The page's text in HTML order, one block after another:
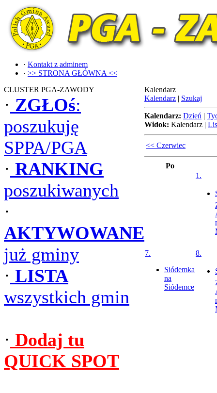
· Kontakt z adminem
· >> STRONA GŁÓWNA <<
CLUSTER PGA-ZAWODY
· ZGŁOś:
poszukuję
SPPA/PGA
· RANKING
poszukiwanych
·
AKTYWOWANE
już gminy
· LISTA
wszystkich gmin
· Dodaj tu
QUICK SPOT
Kalendarz
Kalendarz | Szukaj
Kalendarz: Dzień |
Widok: Kalendarz |
<< Czerwiec
Po
1.
7.
Siódemka
na
Siódemce
8.